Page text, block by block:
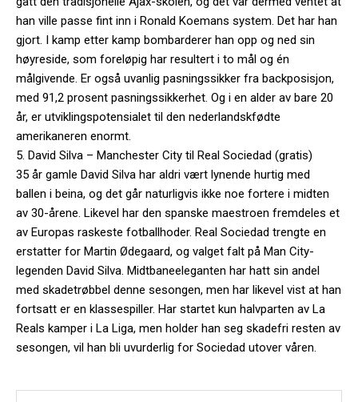
han ville passe fint inn i Ronald Koemans system. Det har han
gjort. I kamp etter kamp bombarderer han opp og ned sin
høyreside, som foreløpig har resultert i to mål og én
målgivende. Er også uvanlig pasningssikker fra backposisjon,
med 91,2 prosent pasningssikkerhet. Og i en alder av bare 20
år, er utviklingspotensialet til den nederlandskfødte
amerikaneren enormt.
5. David Silva – Manchester City til Real Sociedad (gratis)
35 år gamle David Silva har aldri vært lynende hurtig med
ballen i beina, og det går naturligvis ikke noe fortere i midten
av 30-årene. Likevel har den spanske maestroen fremdeles et
av Europas raskeste fotballhoder. Real Sociedad trengte en
erstatter for Martin Ødegaard, og valget falt på Man City-
legenden David Silva. Midtbaneeleganten har hatt sin andel
med skadetrøbbel denne sesongen, men har likevel vist at han
fortsatt er en klassespiller. Har startet kun halvparten av La
Reals kamper i La Liga, men holder han seg skadefri resten av
sesongen, vil han bli uvurderlig for Sociedad utover våren.